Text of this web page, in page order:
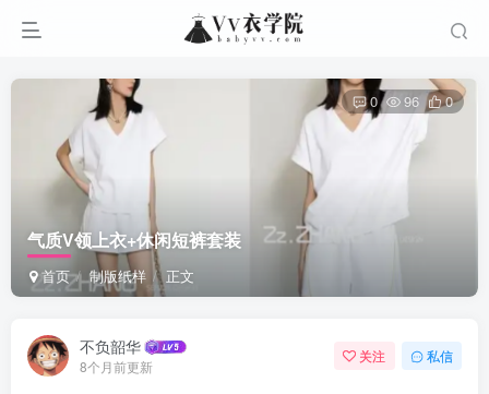
气质V领上衣+休闲短裤套装
首页 制版纸样 正文
0 96 0
不负韶华
8个月前更新
关注 私信